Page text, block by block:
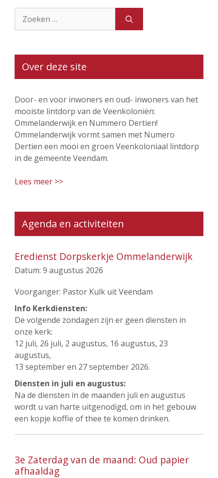
naar:
Over deze site
Door- en voor inwoners en oud- inwoners van het
mooiste lintdorp van de Veenkoloniën:
Ommelanderwijk en Nummero Dertien!
Ommelanderwijk vormt samen met Numero
Dertien een mooi en groen Veenkoloniaal lintdorp
in de gemeente Veendam.
Lees meer >>
Agenda en activiteiten
Eredienst Dorpskerkje Ommelanderwijk
Datum: 9 augustus 2026
Voorganger: Pastor Kulk uit Veendam
Info Kerkdiensten:
De volgende zondagen zijn er geen diensten in
onze kerk:
12 juli, 26 juli, 2 augustus, 16 augustus, 23
augustus,
13 september en 27 september 2026.
Diensten in juli en augustus:
Na de diensten in de maanden juli en augustus
wordt u van harte uitgenodigd, om in het gebouw
een kopje koffie of thee te komen drinken.
3e Zaterdag van de maand: Oud papier
afhaaldag